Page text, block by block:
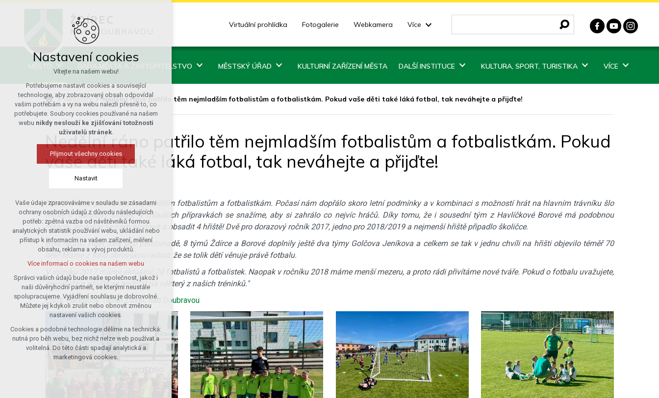
ŽDÍREC
NAD DOUBRAVOU
Virtuální prohlídka Fotogalerie Webkamera Více
RADA MĚSTA A ZASTUPITELSTVO MĚSTSKÝ ÚŘAD KULTURNÍ ZAŘÍZENÍ MĚSTA DALŠÍ INSTITUCE KULTURA, SPORT, TURISTIKA VÍCE
Aktuality Nedělní ráno patřilo těm nejmladším fotbalistům a fotbalistkám. Pokud vaše děti také láká fotbal, tak neváhejte a přijďte!
Nedělní ráno patřilo těm nejmladším fotbalistům a fotbalistkám. Pokud
vaše děti také láká fotbal, tak neváhejte a přijďte!
"Nedělní ráno patřilo těm nejmladším fotbalistům a fotbalistkám. Počasí nám dopřálo skoro letní podmínky a v kombinaci s možností hrát na hlavním trávníku šlo
téměř o fotbalový svátek. V mladších přípravkách se snažíme, aby si zahrálo co nejvíc hráčů. Díky tomu, že i sousední tým z Havlíčkové Borové má podobnou
filosofii, podařilo se nám postavit a obsadit 4 hřiště! Dvě pro dorazový ročník 2017, jedno pro 2018/2019 a nejmenší hřiště připadlo školičce.
Bylo radost vidět tolik dětí pohromadě, 8 týmů Ždírce a Borové doplnily ještě dva týmy Golčova Jeníkova a celkem se tak v jednu chvíli na hřišti objevilo téměř 70
dětí! Máme z toho obrovskou radost, že se tolik dětí věnuje právě fotbalu.
V ročníku 2017 máme aktuálně 20 fotbalistů a fotbalistek. Naopak v ročníku 2018 máme menší mezeru, a proto rádi přivítáme nové tváře. Pokud o fotbalu uvažujete,
neváhejte a přijďte se podívat na některý z našich tréninků."
Zdroj:Facebook Tatran Ždírec nad Doubravou
Nastavení cookies
Vítejte na našem webu!
Potřebujeme nastavit cookies a související
technologie, aby zobrazovaný obsah odpovídal
vašim potřebám a vy na webu nalezli přesně to, co
potřebujete. Soubory cookies používané na našem
webu nikdy neslouží ke zjišťování totožnosti
uživatelů stránek.
Přijmout všechny cookies
Nastavit
Technická cookies
nutná pro provozování webu
udržení kontextu stránek (session):
případná přihlášení, volby jazyka, apod.
Volitelná cookies
analytická pro anonymizované
vyhodnocení návštěvnosti
marketingová cookies (Google)
Více informací o cookies na našem webu
Přijmout všechny cookies
Odmítnout vše
Vaše údaje zpracováváme v souladu se zásadami
ochrany osobních údajů z důvodu následujících
potřeb: zpětná vazba od návštěvníků formou
analytických statistik používání webu, ukládání nebo
přístup k informacím na vašem zařízení, měření
obsahu, reklama a vývoj produktů.
Více informací o cookies na našem webu
Správci vašich údajů bude naše společnost, jakož i
naši důvěryhodní partneři, se kterými neustále
spolupracujeme. Vyjádření souhlasu je dobrovolné.
Můžete jej kdykoli zrušit nebo obnovit změnou
nastavení vašich cookies.
Cookies a podobné technologie dělíme na technická:
nutná pro běh webu, bez nichž nelze web používat a
volitelná. Do této části spadají analytická a
marketingová cookies.